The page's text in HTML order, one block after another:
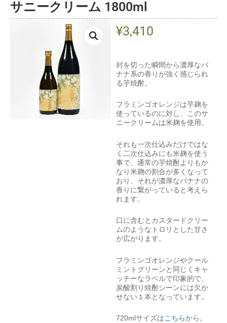
サニークリーム 1800ml
¥3,410
封を切った瞬間から濃厚なバ
ナナ系の香りが強く感じられ
る芋焼酎。
フラミンゴオレンジは芋麹を
使っているのに対し、このサ
ニークリームは米麹を使用。
それも一次仕込みだけではな
く二次仕込みにも米麹を使う
事で、通常の芋焼酎よりもか
なり米麹の割合が多くなって
おり、それが濃厚なバナナの
香りに繋がっていると考えら
れます。
口に含むとカスタードクリー
ムのようなトロリとした甘さ
が広がります。
フラミンゴオレンジやクール
ミントグリーンと同じくキャ
ッチーなラベルで印象的で、
炭酸割り焼酎シーンには欠か
せない１本となっています。
720mlサイズはこちらから。